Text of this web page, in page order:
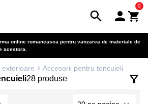
0
online romaneasca pentru vanzarea de materiale de
acestora.
Accesorii pentru tencuieli
28 produse